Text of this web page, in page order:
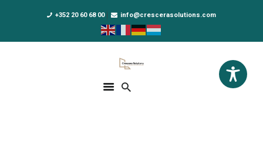
+352 20 60 68 00 info@crescerasolutions.com
Crescera Solutions
Solutions for your evolution